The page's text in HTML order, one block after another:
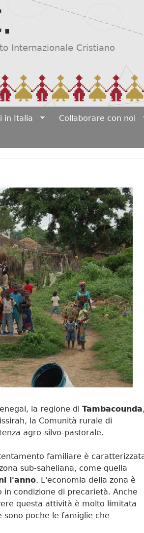
Salta al contenuto
Internazionale Cristiano
in Italia Collaborare con noi
la regione di Tambacounda
la Comunità rurale di
agro-silvo-pastorale.
familiare è
sub-saheliana, come quella
l'anno. L'economia della zona è
in condizione di precarietà. Anche
questa attività è molto limitata
sono poche le famiglie che